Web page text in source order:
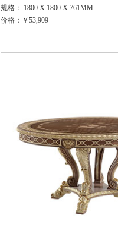
规格： 1800 X 1800 X 761MM
价格：￥53,909